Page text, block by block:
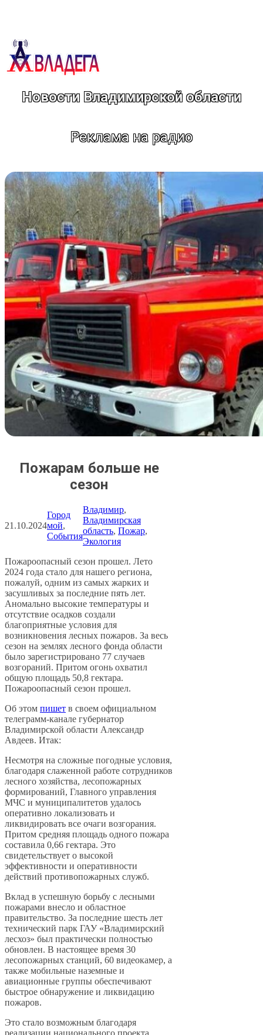
Новости Владимирской области
Реклама на радио
Пожарам больше не
сезон
21.10.2024
Город
мой
События
Владимир
Владимирская
область, Пожар
Экология
Пожароопасный сезон прошел. Лето
2024 года стало для нашего региона,
пожалуй, одним из самых жарких и
засушливых за последние пять лет.
Аномально высокие температуры и
отсутствие осадков создали
благоприятные условия для
возникновения лесных пожаров. За весь
сезон на землях лесного фонда области
было зарегистрировано 77 случаев
возгораний. Притом огонь охватил
общую площадь 50,8 гектара.
Пожароопасный сезон прошел.
Об этом пишет в своем официальном
телеграмм-канале губернатор
Владимирской области Александр
Авдеев. Итак:
Несмотря на сложные погодные условия,
благодаря слаженной работе сотрудников
лесного хозяйства, лесопожарных
формирований, Главного управления
МЧС и муниципалитетов удалось
оперативно локализовать и
ликвидировать все очаги возгорания.
Притом средняя площадь одного пожара
составила 0,66 гектара. Это
свидетельствует о высокой
эффективности и оперативности
действий противопожарных служб.
Вклад в успешную борьбу с лесными
пожарами внесло и областное
правительство. За последние шесть лет
технический парк ГАУ «Владимирский
лесхоз» был практически полностью
обновлен. В настоящее время 30
лесопожарных станций, 60 видеокамер, а
также мобильные наземные и
авиационные группы обеспечивают
быстрое обнаружение и ликвидацию
пожаров.
Это стало возможным благодаря